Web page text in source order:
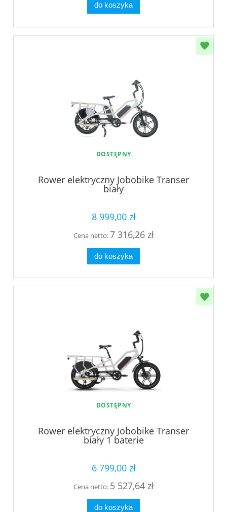
do koszyka
DOSTĘPNY
Rower elektryczny Jobobike Transer
biały
8 999,00 zł
Cena netto:7 316,26 zł
do koszyka
DOSTĘPNY
Rower elektryczny Jobobike Transer
biały 1 baterie
6 799,00 zł
Cena netto: 5 527,64 zł
do koszyka